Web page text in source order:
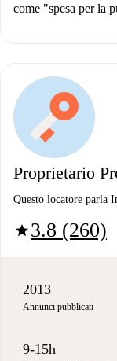
come "spesa per la
Proprietario
Questo locatore parla
star3.8 (260)
2013
Annunci pubblicati
9-15h